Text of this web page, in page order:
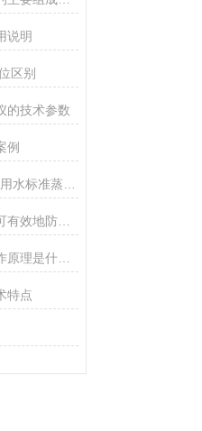
说明
区别
的技术参数
例
真空低温固体连续干燥机可有效地防止物料因高温而发生质量变化
有机溶剂喷雾干燥机的工作原理是什么呢？
特点